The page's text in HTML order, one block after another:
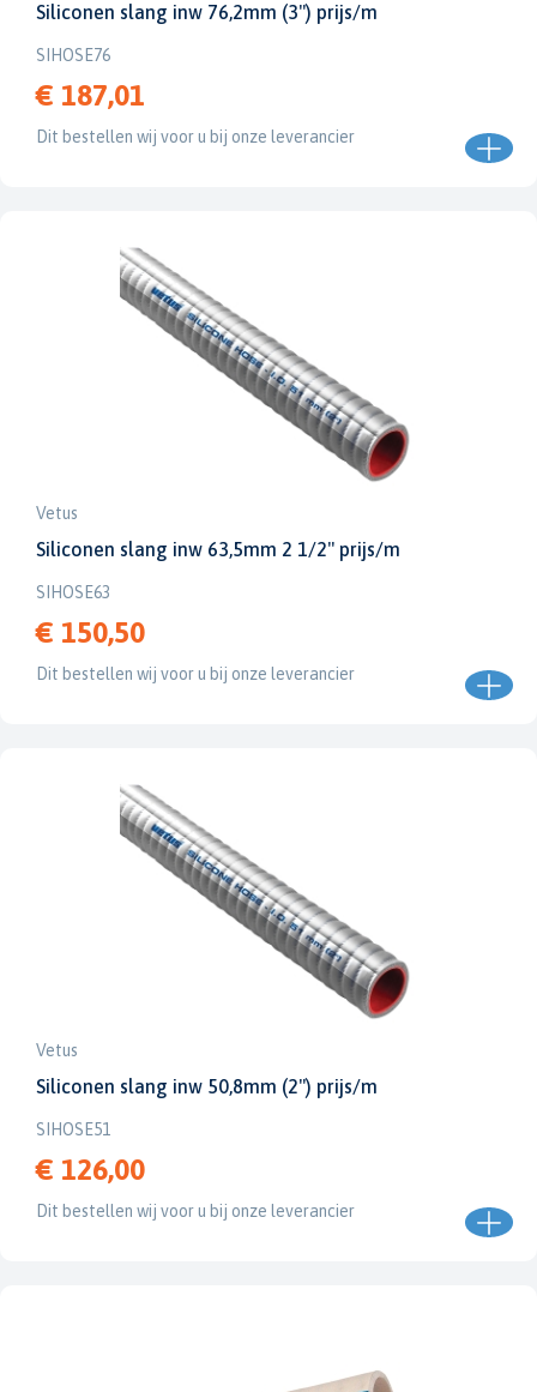
Siliconen slang inw 76,2mm (3") prijs/m
SIHOSE76
€ 187,01
Dit bestellen wij voor u bij onze leverancier
Vetus
Siliconen slang inw 63,5mm 2 1/2" prijs/m
SIHOSE63
€ 150,50
Dit bestellen wij voor u bij onze leverancier
Vetus
Siliconen slang inw 50,8mm (2") prijs/m
SIHOSE51
€ 126,00
Dit bestellen wij voor u bij onze leverancier